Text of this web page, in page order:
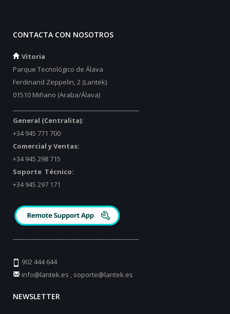
CONTACTA CON NOSOTROS
Vitoria
Parque Tecnológico de Álava
Ferdinand Zeppelin, 2 (Lantek)
01510 Miñano (Araba/Álava)
General (Centralita):
+34 945 771 700
Comercial y Ventas:
+34 945 298 715
Soporte Técnico:
+34 945 297 171
902 444 644
info@lantek.es , soporte@lantek.es
NEWSLETTER